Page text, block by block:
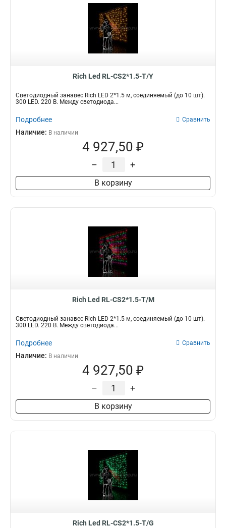
Rich Led RL-CS2*1.5-T/Y
Светодиодный занавес Rich LED 2*1.5 м, соединяемый (до 10 шт).
300 LED. 220 В. Между светодиода...
Подробнее Сравнить
Наличие: В наличии
4 927,50 ₽
– +
В корзину
Rich Led RL-CS2*1.5-T/M
Светодиодный занавес Rich LED 2*1.5 м, соединяемый (до 10 шт).
300 LED. 220 В. Между светодиода...
Подробнее Сравнить
Наличие: В наличии
4 927,50 ₽
– +
В корзину
Rich Led RL-CS2*1.5-T/G